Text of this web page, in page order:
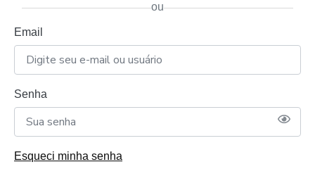
ou
Email
Senha
Esqueci minha senha